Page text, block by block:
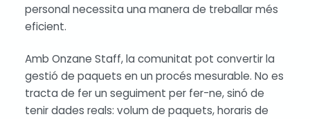
personal necessita una manera de treballar més
eficient.
Amb Onzane Staff, la comunitat pot convertir la
gestió de paquets en un procés mesurable. No es
tracta de fer un seguiment per fer-ne, sinó de
tenir dades reals: volum de paquets, horaris de